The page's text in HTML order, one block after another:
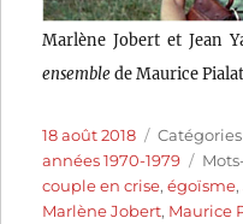
Marlène Jobert et Jean
ensemblede Maurice
Publié
le
18 août 2018 Catégories
années 1970-1979
couple en crise,égoïsme,
Marlène Jobert, Maurice